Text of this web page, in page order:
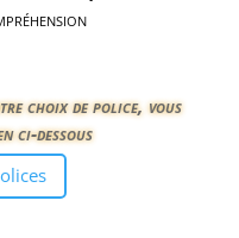
choix de police, vous
ci-dessous